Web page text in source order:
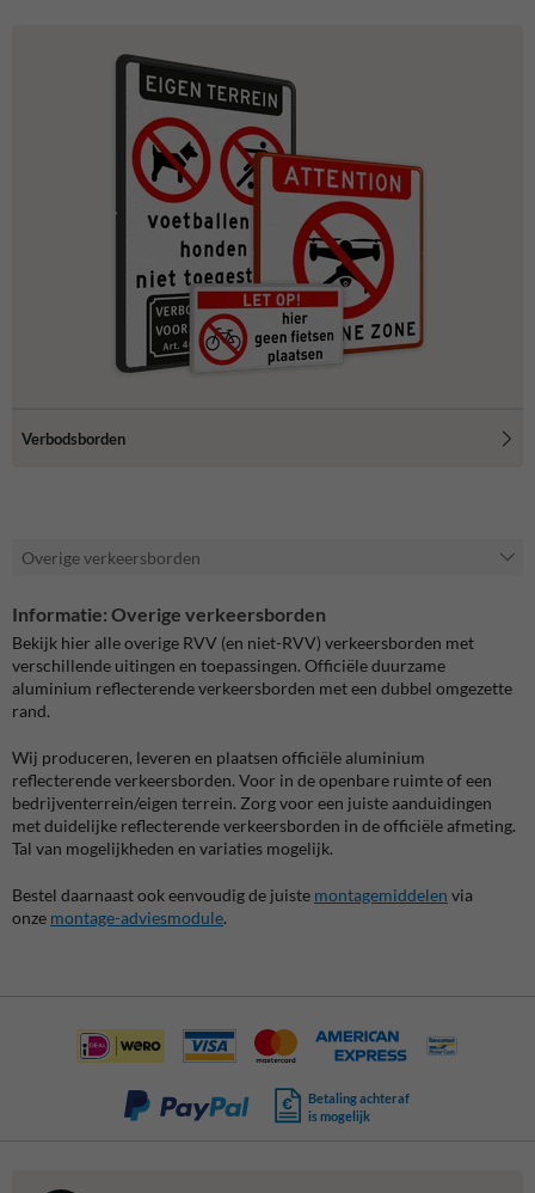
Verbodsborden
Overige verkeersborden
Informatie: Overige verkeersborden
Bekijk hier alle overige RVV (en niet-RVV) verkeersborden met
verschillende uitingen en toepassingen. Officiële duurzame
aluminium reflecterende verkeersborden met een dubbel omgezette
rand.
Wij produceren, leveren en plaatsen officiële aluminium
reflecterende verkeersborden. Voor in de openbare ruimte of een
bedrijventerrein/eigen terrein. Zorg voor een juiste aanduidingen
met duidelijke reflecterende verkeersborden in de officiële afmeting.
Tal van mogelijkheden en variaties mogelijk.
Bestel daarnaast ook eenvoudig de juiste montagemiddelen via
onze montage-adviesmodule.
Betaling achteraf
is mogelijk